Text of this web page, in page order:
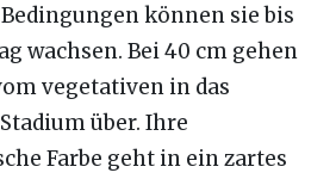
können sie bis
wachsen. Bei 40 cm gehen
vegetativen in das
über. Ihre
Farbe geht in ein zartes